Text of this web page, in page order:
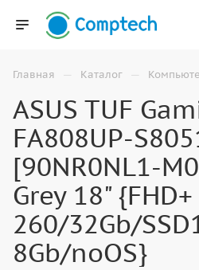
Главная — Каталог —
ASUS TUF
FA808UP-
[90NR0NL1-
Grey 18"
260/32Gb/
8Gb/noOS}